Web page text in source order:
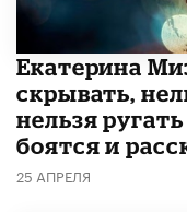
Екатерина
скрывать,
нельзя
боятся и
25 АПРЕЛЯ